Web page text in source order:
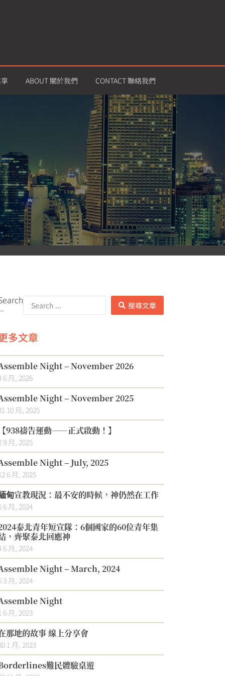
ABOUT 關於我們 CONTACT 聯絡我們
搜尋文章
多文章
Night – November 2026
6 月, 2026
Night – November 2025
10 月, 2025
【938禱告運動——正式啟動！】
9 月, 2025
Night – July, 2025
6 月, 2025
甸宣教現況：最不安的時候，神仍然在工作
6 月, 2024
泰北青年短宣隊：6個國家的60位青年集
，齊聚泰北回應神
6 月, 2024
Night – March, 2024
3 月, 2024
Night
6 月, 2023
那地的故事 線上分享會
1 月, 2023
難民體驗桌遊